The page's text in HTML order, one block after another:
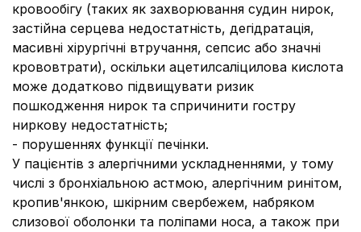
кровообігу (таких як захворювання судин нирок,
застійна серцева недостатність, дегідратація,
масивні хірургічні втручання, сепсис або значні
крововтрати), оскільки ацетилсаліцилова кислота
може додатково підвищувати ризик
пошкодження нирок та спричинити гостру
ниркову недостатність;
- порушеннях функції печінки.
У пацієнтів з алергічними ускладненнями, у тому
числі з бронхіальною астмою, алергічним ринітом,
кропив'янкою, шкірним свербежем, набряком
слизової оболонки та поліпами носа, а також при